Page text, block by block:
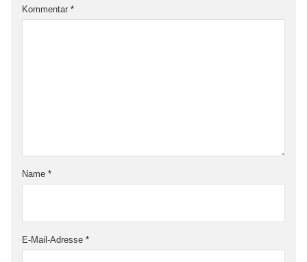
Kommentar *
Name *
E-Mail-Adresse *